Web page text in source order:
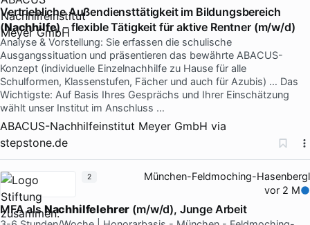
Vertriebliche Außendiensttätigkeit im Bildungsbereich
(Nachhilfe) – flexible Tätigkeit für aktive Rentner (m/w/d)
Analyse & Vorstellung: Sie erfassen die schulische
Ausgangssituation und präsentieren das bewährte ABACUS-
Konzept (individuelle Einzelnachhilfe zu Hause für alle
Schulformen, Klassenstufen, Fächer und auch für Azubis) … Das
Wichtigste: Auf Basis Ihres Gesprächs und Ihrer Einschätzung
wählt unser Institut im Anschluss …
ABACUS-Nachhilfeinstitut Meyer GmbH via
stepstone.de
München-Feldmoching-Hasenbergl
vor 2 M
MFA alsNachhilfelehrer (m/w/d), Junge Arbeit
2